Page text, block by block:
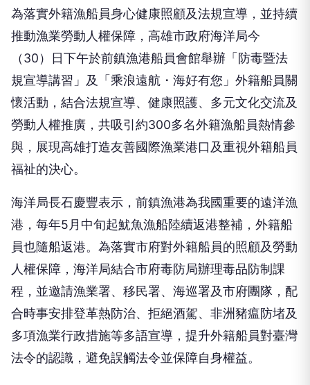
推動漁業勞動人權保障，高雄市政府海洋局今
（30）日下午於前鎮漁港船員會館舉辦「防毒暨法
規宣導講習」及「乘浪遠航・海好有您」外籍船員關
懷活動，結合法規宣導、健康照護、多元文化交流及
勞動人權推廣，共吸引約300多名外籍漁船員熱情參
與，展現高雄打造友善國際漁業港口及重視外籍船員
福祉的決心。
海洋局長石慶豐表示，前鎮漁港為我國重要的遠洋漁
港，每年5月中旬起魷魚漁船陸續返港整補，外籍船
員也隨船返港。為落實市府對外籍船員的照顧及勞動
人權保障，海洋局結合市府毒防局辦理毒品防制課
程，並邀請漁業署、移民署、海巡署及市府團隊，配
合時事安排登革熱防治、拒絕酒駕、非洲豬瘟防堵及
多項漁業行政措施等多語宣導，提升外籍船員對臺灣
法令的認識，避免誤觸法令並保障自身權益。